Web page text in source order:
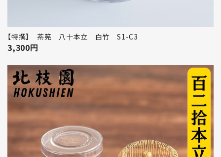
【特撰】 茶筅 八十本立 白竹 S1-C3
3,300円